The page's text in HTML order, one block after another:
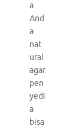
a
And
a
nat
ural
agar
pen
yedi
a
bisa